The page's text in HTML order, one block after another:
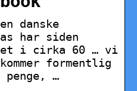
danske
har siden
i cirka 60 … vi
formentlig
…